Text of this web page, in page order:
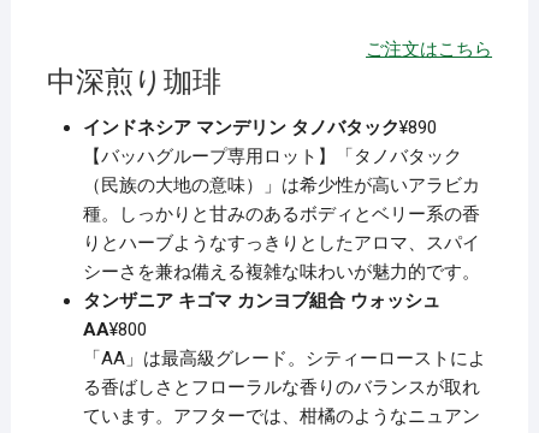
ご注文はこちら
中深煎り珈琲
インドネシア マンデリン タノバタック¥890
【バッハグループ専用ロット】「タノバタック
（民族の大地の意味）」は希少性が高いアラビカ
種。しっかりと甘みのあるボディとベリー系の香
りとハーブようなすっきりとしたアロマ、スパイ
シーさを兼ね備える複雑な味わいが魅力的です。
タンザニア キゴマ カンヨブ組合 ウォッシュ
AA¥800
「AA」は最高級グレード。シティーローストによ
る香ばしさとフローラルな香りのバランスが取れ
ています。アフターでは、柑橘のようなニュアン